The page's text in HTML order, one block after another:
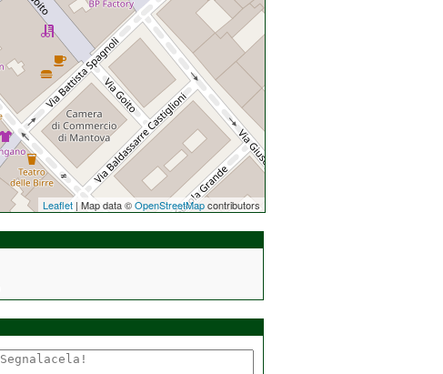
Leaflet | Map data ©OpenStreetMapcontributors